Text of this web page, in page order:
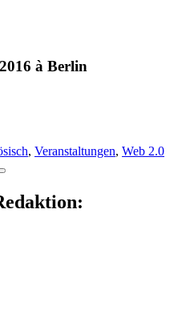
à Berlin
, Veranstaltungen, Web 2.0